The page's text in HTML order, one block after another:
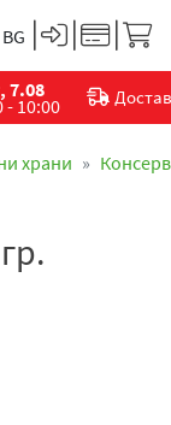
7.08
- 10:00
храни